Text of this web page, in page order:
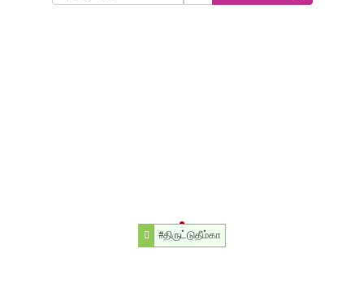
#திருட்டுதீம்கா